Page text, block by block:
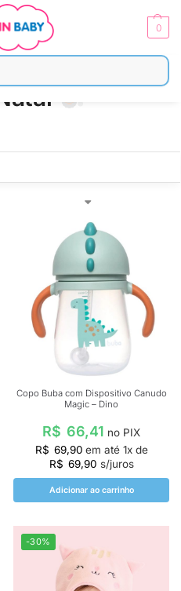
0
Copo Buba com Dispositivo Canudo
Magic – Dino
R$ 66,41 no PIX
R$ 69,90 em até 1x de
R$ 69,90 s/juros
Adicionar ao carrinho
-30%